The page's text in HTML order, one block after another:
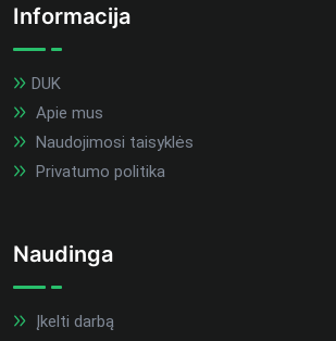
Informacija
DUK
Apie mus
Naudojimosi taisyklės
Privatumo politika
Naudinga
Įkelti darbą